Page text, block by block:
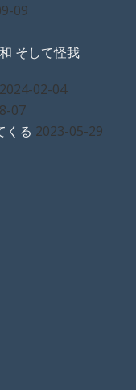
09
そして怪我
2024-02-04
07
くる 2023-05-29